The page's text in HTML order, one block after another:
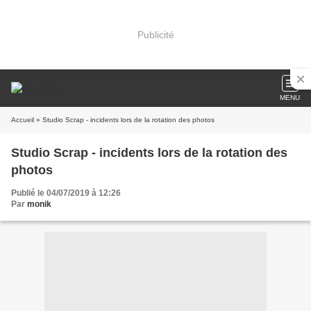
Publicité
MENU
Accueil » Studio Scrap - incidents lors de la rotation des photos
Studio Scrap - incidents lors de la rotation des
photos
Publié le 04/07/2019 à 12:26
Par monik